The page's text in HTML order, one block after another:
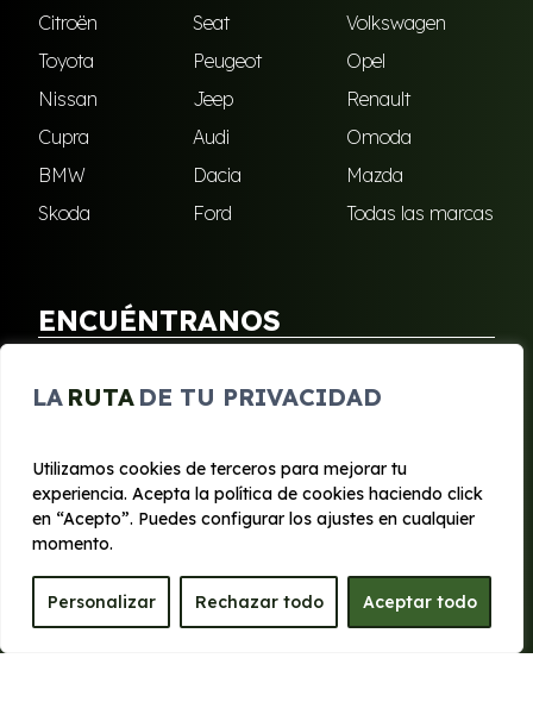
LA RUTA DE TU PRIVACIDAD
Utilizamos cookies de terceros para mejorar tu
experiencia. Acepta la política de cookies haciendo click
en “Acepto”. Puedes configurar los ajustes en cualquier
momento.
Personalizar Rechazar todo Aceptar todo
Citroën
Seat
Volkswagen
Toyota
Peugeot
Opel
Nissan
Jeep
Renault
Cupra
Audi
Omoda
BMW
Dacia
Mazda
Skoda
Ford Todas las marcas
ENCUÉNTRANOS
Sangonera Verde
Santa Cruz
© 2020 - 2026 Segura Renting
Aviso legal y Privacidad